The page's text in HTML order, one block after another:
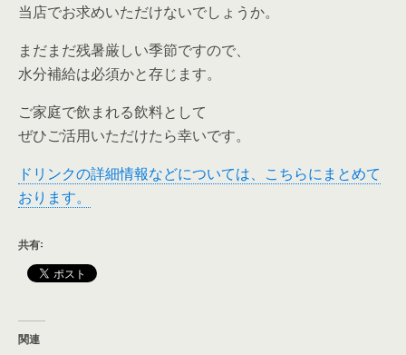
当店でお求めいただけないでしょうか。
まだまだ残暑厳しい季節ですので、
水分補給は必須かと存じます。
ご家庭で飲まれる飲料として
ぜひご活用いただけたら幸いです。
ドリンクの詳細情報などについては、こちらにまとめて
おります。
共有:
関連